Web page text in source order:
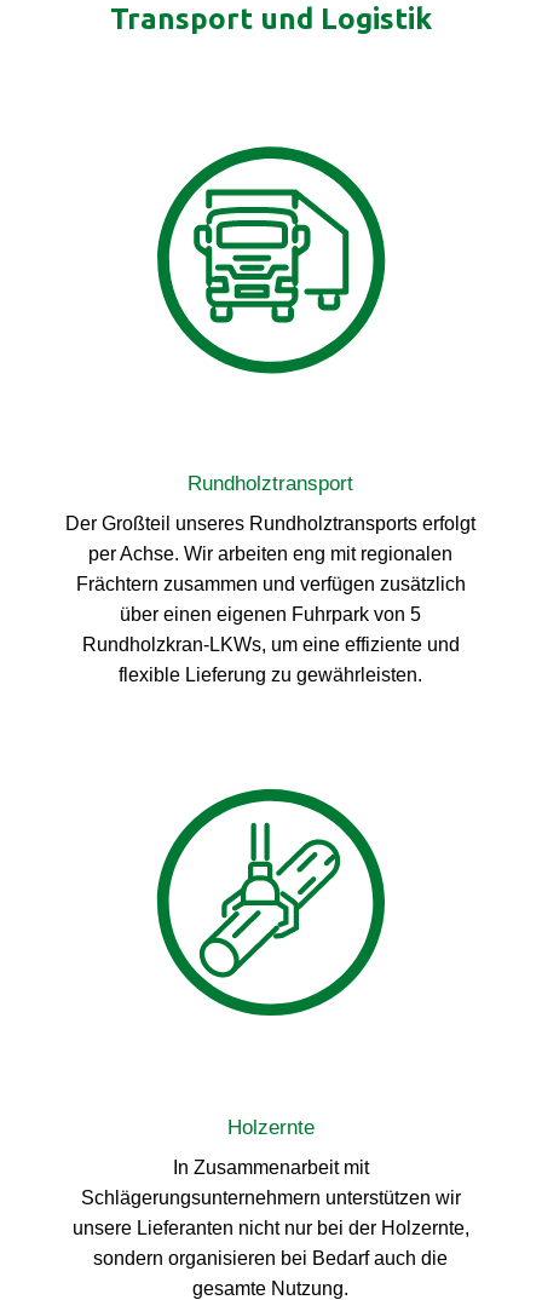
Transport und Logistik
Rundholztransport
Der Großteil unseres Rundholztransports erfolgt
per Achse. Wir arbeiten eng mit regionalen
Frächtern zusammen und verfügen zusätzlich
über einen eigenen Fuhrpark von 5
Rundholzkran-LKWs, um eine effiziente und
flexible Lieferung zu gewährleisten.
Holzernte
In Zusammenarbeit mit
Schlägerungsunternehmern unterstützen wir
unsere Lieferanten nicht nur bei der Holzernte,
sondern organisieren bei Bedarf auch die
gesamte Nutzung.